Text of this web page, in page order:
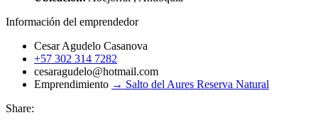
Información del emprendedor
Cesar Agudelo Casanova
+57 302 314 7282
cesaragudelo@hotmail.com
Emprendimiento → Salto del Aures Reserva Natural
Share: